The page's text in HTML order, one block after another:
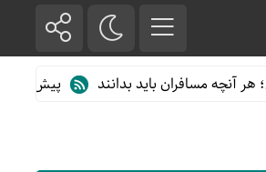
آنچه مسافران باید بدانند پیش فروش